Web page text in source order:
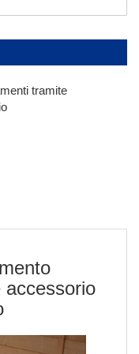
tramite
accessorio